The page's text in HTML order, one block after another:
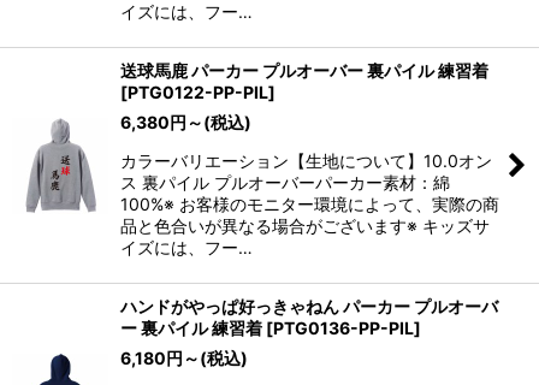
イズには、フー…
送球馬鹿 パーカー プルオーバー 裏パイル 練習着
[PTG0122-PP-PIL]
6,380円 ～(税込)
カラーバリエーション【生地について】10.0オン
ス 裏パイル プルオーバーパーカー素材：綿
100%※ お客様のモニター環境によって、実際の商
品と色合いが異なる場合がございます※ キッズサ
イズには、フー…
ハンドがやっぱ好っきゃねん パーカー プルオーバ
ー 裏パイル 練習着 [PTG0136-PP-PIL]
6,180円 ～(税込)